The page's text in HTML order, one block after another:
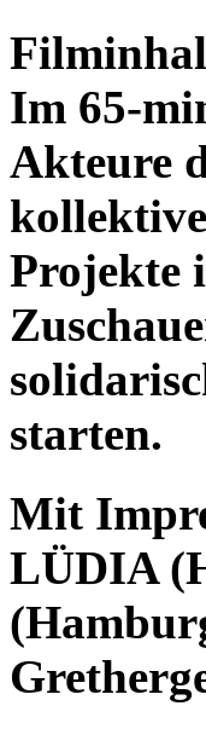
Im 65-
Akteure
Projekte
starten.
Mit
LÜDIA